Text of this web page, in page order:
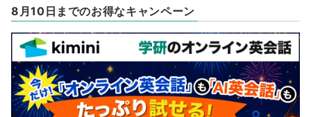
8月10日までのお得なキャンペーン